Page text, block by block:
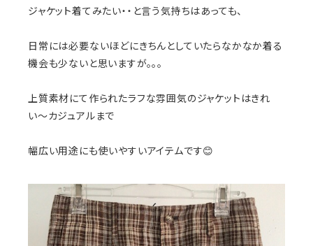
ジャケット着てみたい・・と言う気持ちはあっても、
日常には必要ないほどにきちんとしていたらなかなか着る
機会も少ないと思いますが。。。
上質素材にて作られたラフな雰囲気のジャケットはきれ
い〜カジュアルまで
幅広い用途にも使いやすいアイテムです😊